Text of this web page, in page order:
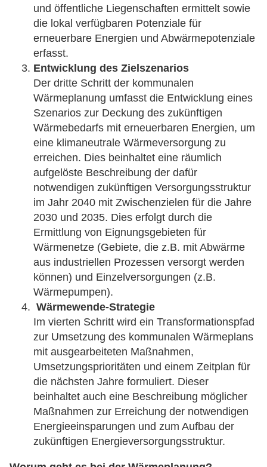
und öffentliche Liegenschaften ermittelt sowie
die lokal verfügbaren Potenziale für
erneuerbare Energien und Abwärmepotenziale
erfasst.
Entwicklung des Zielszenarios
Der dritte Schritt der kommunalen
Wärmeplanung umfasst die Entwicklung eines
Szenarios zur Deckung des zukünftigen
Wärmebedarfs mit erneuerbaren Energien, um
eine klimaneutrale Wärmeversorgung zu
erreichen. Dies beinhaltet eine räumlich
aufgelöste Beschreibung der dafür
notwendigen zukünftigen Versorgungsstruktur
im Jahr 2040 mit Zwischenzielen für die Jahre
2030 und 2035. Dies erfolgt durch die
Ermittlung von Eignungsgebieten für
Wärmenetze (Gebiete, die z.B. mit Abwärme
aus industriellen Prozessen versorgt werden
können) und Einzelversorgungen (z.B.
Wärmepumpen).
Wärmewende-Strategie
Im vierten Schritt wird ein Transformationspfad
zur Umsetzung des kommunalen Wärmeplans
mit ausgearbeiteten Maßnahmen,
Umsetzungsprioritäten und einem Zeitplan für
die nächsten Jahre formuliert. Dieser
beinhaltet auch eine Beschreibung möglicher
Maßnahmen zur Erreichung der notwendigen
Energieeinsparungen und zum Aufbau der
zukünftigen Energieversorgungsstruktur.